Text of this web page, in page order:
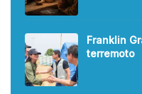
Franklin
terremoto